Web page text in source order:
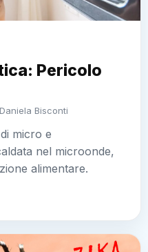
Pericolo
Bisconti
micro e
nel microonde,
alimentare.